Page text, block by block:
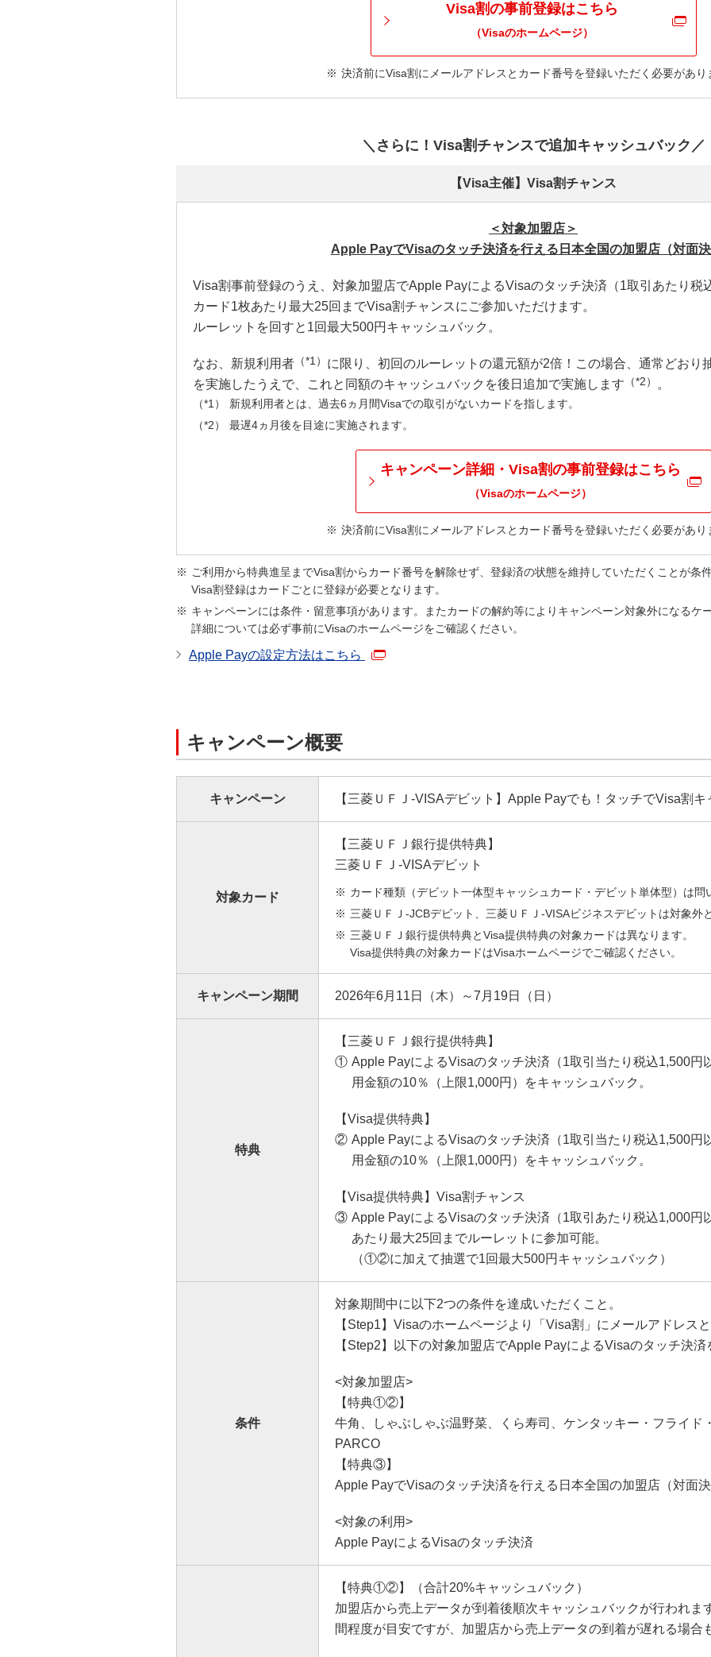
Visa割の事前登録はこちら
（Visaのホームページ）
決済前にVisa割にメールアドレスとカード番号を登録いただく必要があり
＼さらに！Visa割チャンスで追加キャッシュバック／
【Visa主催】Visa割チャンス
＜対象加盟店＞
Apple PayでVisaのタッチ決済を行える日本全国の加盟店（対面
Visa割事前登録のうえ、対象加盟店でApple PayによるVisaのタッチ決済（1取引あたり税
カード1枚あたり最大25回までVisa割チャンスにご参加いただけます。
ルーレットを回すと1回最大500円キャッシュバック。
なお、新規利用者 （*1） に限り、初回のルーレットの還元額が2倍！この場合、通常どおり
を実施したうえで、これと同額のキャッシュバックを後日追加で実施します （*2） 。
新規利用者とは、過去6ヵ月間Visaでの取引がないカードを指します。
最遅4ヵ月後を目途に実施されます。
キャンペーン詳細・Visa割の事前登録はこちら
（Visaのホームページ）
決済前にVisa割にメールアドレスとカード番号を登録いただく必要があり
ご利用から特典進呈までVisa割からカード番号を解除せず、登録済の状態を維持していただくことが条
Visa割登録はカードごとに登録が必要となります。
キャンペーンには条件・留意事項があります。またカードの解約等によりキャンペーン対象外になるケ
詳細については必ず事前にVisaのホームページをご確認ください。
Apple Payの設定方法はこちら
キャンペーン概要
キャンペーン 【三菱ＵＦＪ-VISAデビット】Apple Payでも！タッチでVisa割キ
対象カー ド
【三菱ＵＦＪ銀行提供特典】
三菱ＵＦＪ-VISAデビット
カード種類（デビット一体型キャッシュカード・デビット単体型）は問
三菱ＵＦＪ-JCBデビット、三菱ＵＦＪ-VISAビジネスデビットは対象外
三菱ＵＦＪ銀行提供特典とVisa提供特典の対象カードは異なります。
Visa提供特典の対象カードはVisaホームページでご確認ください。
キャンペーン期間 2026年6月11日（木）～7月19日（日）
特典
【三菱ＵＦＪ銀行提供特典】
Apple PayによるVisaのタッチ決済（1取引当たり税込1,500円
用金額の10％（上限1,000円）をキャッシュバック。
【Visa提供特典】
Apple PayによるVisaのタッチ決済（1取引当たり税込1,500円
用金額の10％（上限1,000円）をキャッシュバック。
【Visa提供特典】Visa割チャンス
Apple PayによるVisaのタッチ決済（1取引あたり税込1,000円
あたり最大25回までルーレットに参加可能。
（①②に加えて抽選で1回最大500円キャッシュバック）
条件
対象期間中に以下2つの条件を達成いただくこと。
【Step1】Visaのホームページより「Visa割」にメールアドレス
【Step2】以下の対象加盟店でApple PayによるVisaのタッチ決済
<対象加盟店>
【特典①②】
牛角、しゃぶしゃぶ温野菜、くら寿司、ケンタッキー・フライド
PARCO
【特典③】
Apple PayでVisaのタッチ決済を行える日本全国の加盟店（対面
<対象の利用>
Apple PayによるVisaのタッチ決済
【特典①②】（合計20%キャッシュバック）
加盟店から売上データが到着後順次キャッシュバックが行われま
間程度が目安ですが、加盟店から売上データの到着が遅れる場合